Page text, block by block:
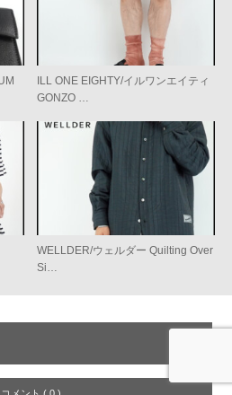
ILL ONE EIGHTY/イルワンエイティ
GONZO …
WELLDER/ウェルダー Quilting Over
Si…